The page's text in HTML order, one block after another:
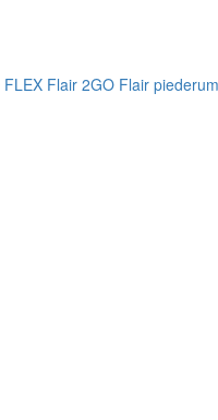
FLEX Flair 2GO Flair